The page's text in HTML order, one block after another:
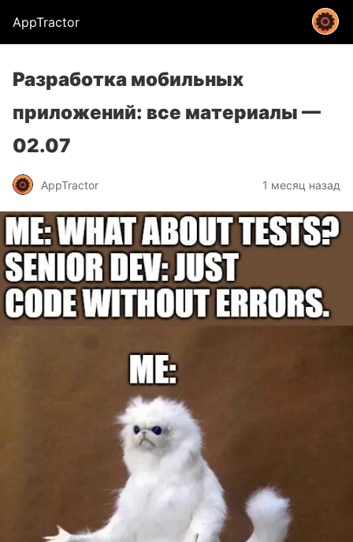
AppTractor
Разработка мобильных
приложений: все материалы —
02.07
AppTractor 1 месяц назад